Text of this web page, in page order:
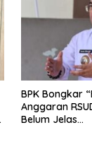
BPK Bongkar
Anggaran
Belum Jelas